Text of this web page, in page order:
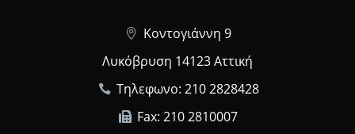
Κοντογιάννη 9
Λυκόβρυση 14123 Αττική
Τηλεφωνο: 210 2828428
Fax: 210 2810007